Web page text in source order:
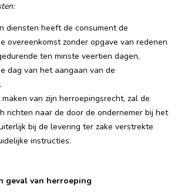
diensten heeft de consument de
overeenkomst zonder opgave van redenen
ten minste veertien dagen,
dag van het aangaan van de
van zijn herroepingsrecht, zal de
richten naar de door de ondernemer bij het
bij de levering ter zake verstrekte
instructies.
geval van herroeping